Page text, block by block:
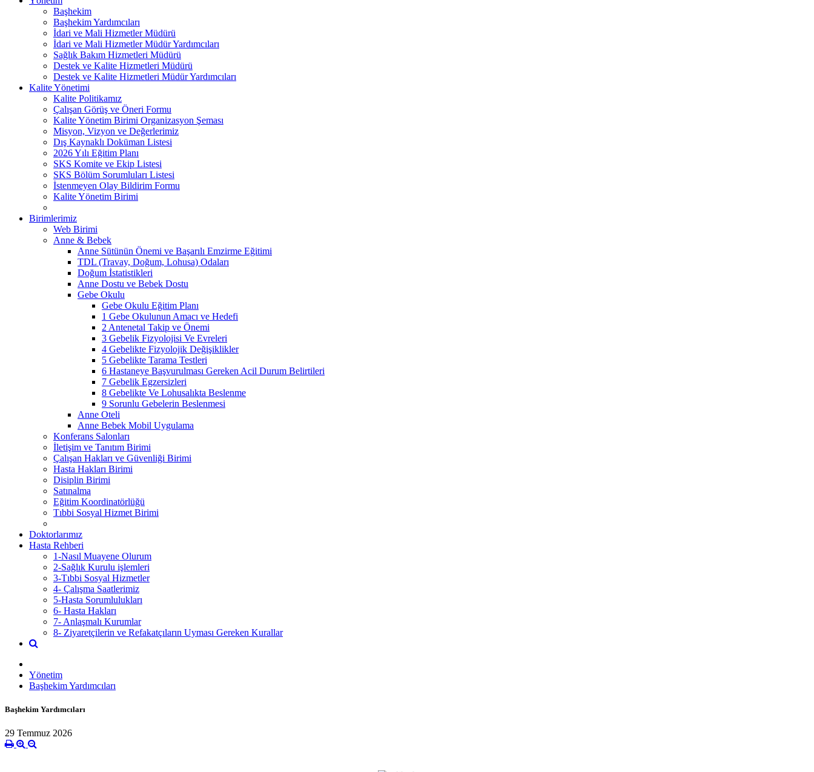
Başhekim
Başhekim Yardımcıları
İdari ve Mali Hizmetler Müdürü
İdari ve Mali Hizmetler Müdür Yardımcıları
Sağlık Bakım Hizmetleri Müdürü
Destek ve Kalite Hizmetleri Müdürü
Destek ve Kalite Hizmetleri Müdür Yardımcıları
Kalite Yönetimi
Kalite Politikamız
Çalışan Görüş ve Öneri Formu
Kalite Yönetim Birimi Organizasyon Şeması
Misyon, Vizyon ve Değerlerimiz
Dış Kaynaklı Doküman Listesi
2026 Yılı Eğitim Planı
SKS Komite ve Ekip Listesi
SKS Bölüm Sorumluları Listesi
İstenmeyen Olay Bildirim Formu
Kalite Yönetim Birimi
Birimlerimiz
Web Birimi
Anne & Bebek
Anne Sütünün Önemi ve Başarılı Emzirme Eğitimi
TDL (Travay, Doğum, Lohusa) Odaları
Doğum İstatistikleri
Anne Dostu ve Bebek Dostu
Gebe Okulu
Gebe Okulu Eğitim Planı
1 Gebe Okulunun Amacı ve Hedefi
2 Antenetal Takip ve Önemi
3 Gebelik Fizyolojisi Ve Evreleri
4 Gebelikte Fizyolojik Değişiklikler
5 Gebelikte Tarama Testleri
6 Hastaneye Başvurulması Gereken Acil Durum Belirtileri
7 Gebelik Egzersizleri
8 Gebelikte Ve Lohusalıkta Beslenme
9 Sorunlu Gebelerin Beslenmesi
Anne Oteli
Anne Bebek Mobil Uygulama
Konferans Salonları
İletişim ve Tanıtım Birimi
Çalışan Hakları ve Güvenliği Birimi
Hasta Hakları Birimi
Disiplin Birimi
Satınalma
Eğitim Koordinatörlüğü
Tıbbi Sosyal Hizmet Birimi
Doktorlarımız
Hasta Rehberi
1-Nasıl Muayene Olurum
2-Sağlık Kurulu işlemleri
3-Tıbbi Sosyal Hizmetler
4- Çalışma Saatlerimiz
5-Hasta Sorumlulukları
6- Hasta Hakları
7- Anlaşmalı Kurumlar
8- Ziyaretçilerin ve Refakatçıların Uyması Gereken Kurallar
Yönetim
Başhekim Yardımcıları
Başhekim Yardımcıları
29 Temmuz 2026